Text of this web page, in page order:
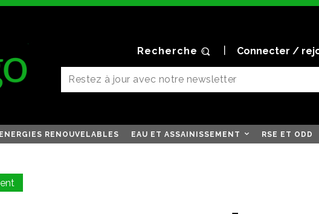
Recherche Connecter /
ENERGIES RENOUVELABLES EAU ET ASSAINISSEMENT RSE ET ODD